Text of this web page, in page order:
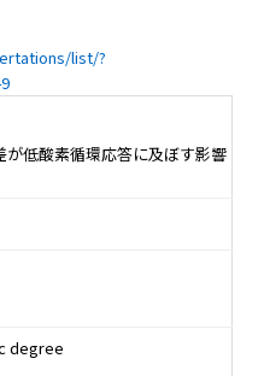
list/?
低酸素循環応答に及ぼす影響
degree